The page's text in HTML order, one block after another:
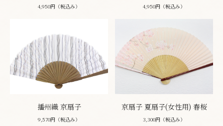
4,950円（税込み） 4,950円（税込み）
播州織 京扇子
9,570円（税込み）
京扇子 夏扇子(女性用) 春桜
3,300円（税込み）